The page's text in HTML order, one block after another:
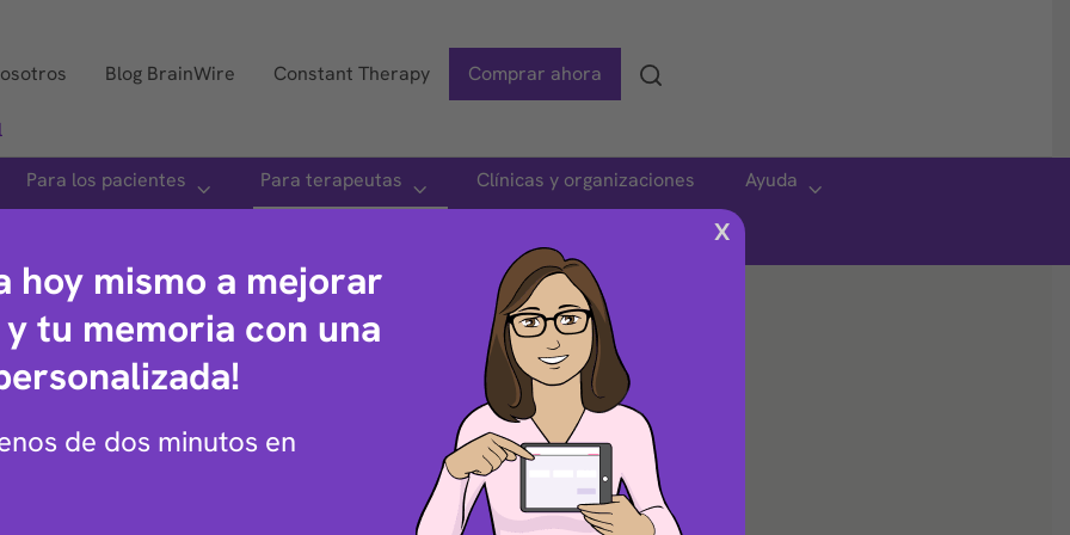
Blog BrainWire Constant Therapy Comprar ahora
Para los pacientes Para terapeutas Clínicas y organizaciones
Ayuda
que
hoy mismo a mejorar
tu memoria con una
de dos minutos en
X